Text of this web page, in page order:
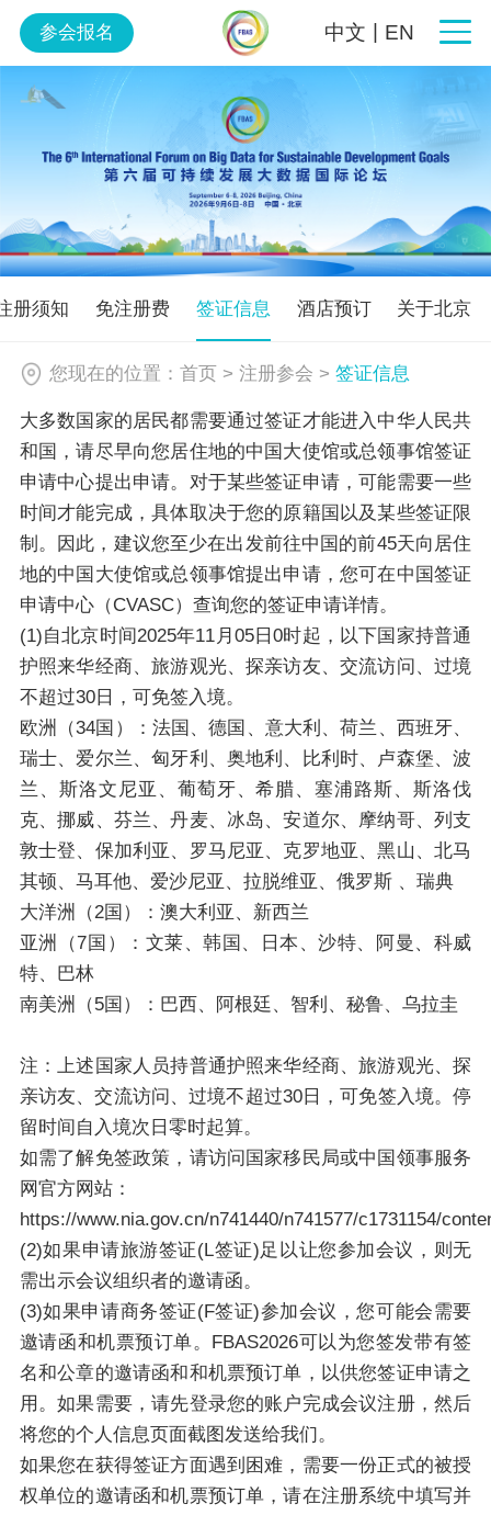
参会报名 中文 EN
册须知 免注册费 签证信息 酒店预订 关于北京
您现在的位置：首页 > 注册参会 >签证信息
大多数国家的居民都需要通过签证才能进入中华人民共
和国，请尽早向您居住地的中国大使馆或总领事馆签证
申请中心提出申请。对于某些签证申请，可能需要一些
时间才能完成，具体取决于您的原籍国以及某些签证限
制。因此，建议您至少在出发前往中国的前45天向居住
地的中国大使馆或总领事馆提出申请，您可在中国签证
申请中心（CVASC）查询您的签证申请详情。
(1)自北京时间2025年11月05日0时起，以下国家持普通
护照来华经商、旅游观光、探亲访友、交流访问、过境
不超过30日，可免签入境。
欧洲（34国）： 法国、德国、意大利、荷兰、西班牙、
瑞士、爱尔兰、匈牙利、奥地利、比利时、卢森堡、波
兰、斯洛文尼亚、葡萄牙、希腊、塞浦路斯、斯洛伐
克、挪威、芬兰、丹麦、冰岛、安道尔、摩纳哥、列支
敦士登、保加利亚、罗马尼亚、克罗地亚、黑山、北马
其顿、马耳他、爱沙尼亚、拉脱维亚、俄罗斯 、瑞典
大洋洲（2国）： 澳大利亚、新西兰
亚洲（7国）： 文莱、韩国、日本、沙特、阿曼、科威
特、巴林
南美洲（5国）： 巴西、阿根廷、智利、秘鲁、乌拉圭
注：上述国家人员持普通护照来华经商、旅游观光、探
亲访友、交流访问、过境不超过30日，可免签入境。停
留时间自入境次日零时起算。
如需了解免签政策， 请访问国家移民局或中国领事服务
网官方网站：
https://www.nia.gov.cn/n741440/n741577/c1731154/
(2)如果申请旅游签证(L签证)足以让您参加会议，则无
需出示会议组织者的邀请函。
(3)如果申请商务签证(F签证)参加会议，您可能会需要
邀请函和机票预订单。FBAS2026可以为您签发带有签
名和公章的邀请函和和机票预订单，以供您签证申请之
用。如果需要，请先登录您的账户完成会议注册，然后
将您的个人信息页面截图发送给我们。
如果您在获得签证方面遇到困难，需要一份正式的被授
权单位的邀请函和机票预订单，请在注册系统中填写并